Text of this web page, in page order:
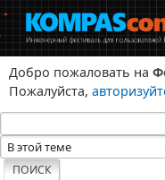
Добро пожаловать на
Пожалуйста,